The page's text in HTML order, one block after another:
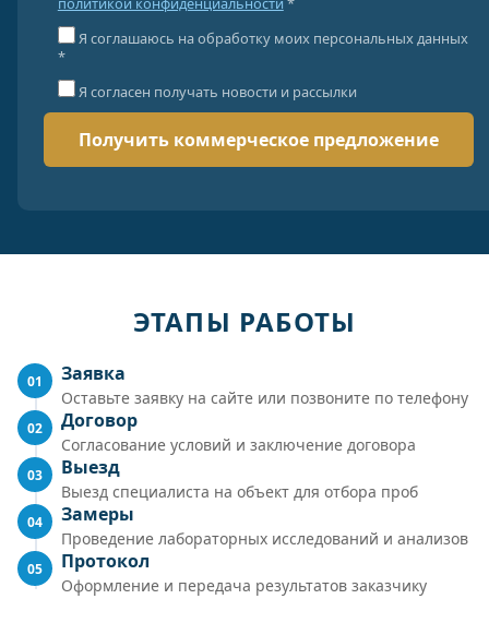
Я соглашаюсь на обработку моих персональных данных
*
Я согласен получать новости и рассылки
ЭТАПЫ РАБОТЫ
01 Заявка
Оставьте заявку на сайте или позвоните по телефону
02 Договор
Согласование условий и заключение договора
03 Выезд
Выезд специалиста на объект для отбора проб
04 Замеры
Проведение лабораторных исследований и анализов
05 Протокол
Оформление и передача результатов заказчику